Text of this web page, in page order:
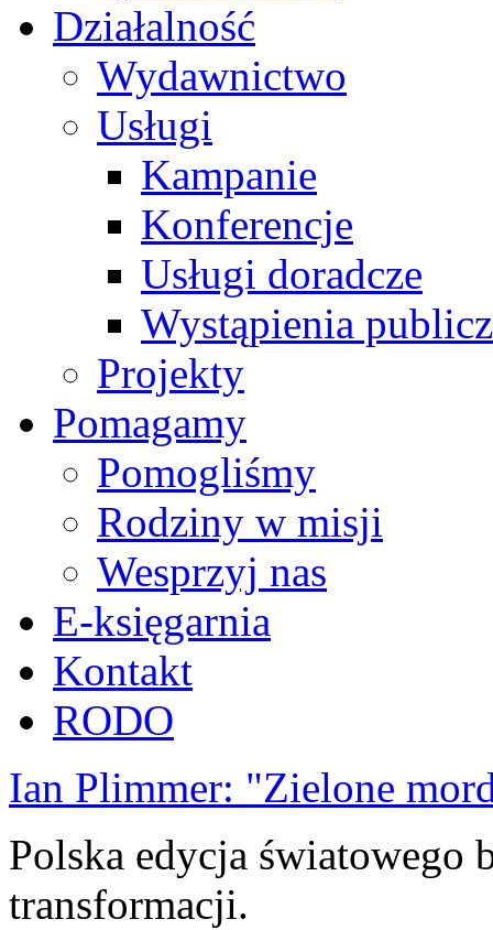
Działalność
Wydawnictwo
Usługi
Kampanie
Konferencje
Usługi doradcze
Wystąpienia
Projekty
Pomagamy
Pomogliśmy
Rodziny w misji
Wesprzyj nas
E-księgarnia
Kontakt
RODO
Ian Plimmer: "Zielone
Polska edycja światowego
transformacji.